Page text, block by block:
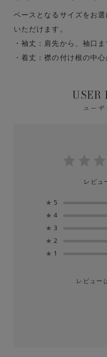
ベースとなるサイズをお
いただけます。
・袖丈：肩先から、袖口ま
・着丈：襟の付け根の中
USER
ユー
レビュ
★ 5
★ 4
★ 3
★ 2
★ 1
レビュー